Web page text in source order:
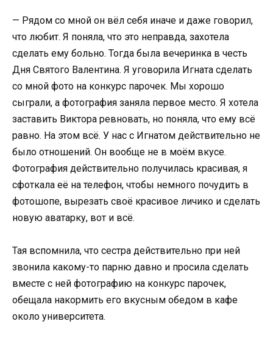
— Рядом со мной он вёл себя иначе и даже говорил,
что любит. Я поняла, что это неправда, захотела
сделать ему больно. Тогда была вечеринка в честь
Дня Святого Валентина. Я уговорила Игната сделать
со мной фото на конкурс парочек. Мы хорошо
сыграли, а фотография заняла первое место. Я хотела
заставить Виктора ревновать, но поняла, что ему всё
равно. На этом всё. У нас с Игнатом действительно не
было отношений. Он вообще не в моём вкусе.
Фотография действительно получилась красивая, я
сфоткала её на телефон, чтобы немного почудить в
фотошопе, вырезать своё красивое личико и сделать
новую аватарку, вот и всё.
Тая вспомнила, что сестра действительно при ней
звонила какому-то парню давно и просила сделать
вместе с ней фотографию на конкурс парочек,
обещала накормить его вкусным обедом в кафе
около университета.